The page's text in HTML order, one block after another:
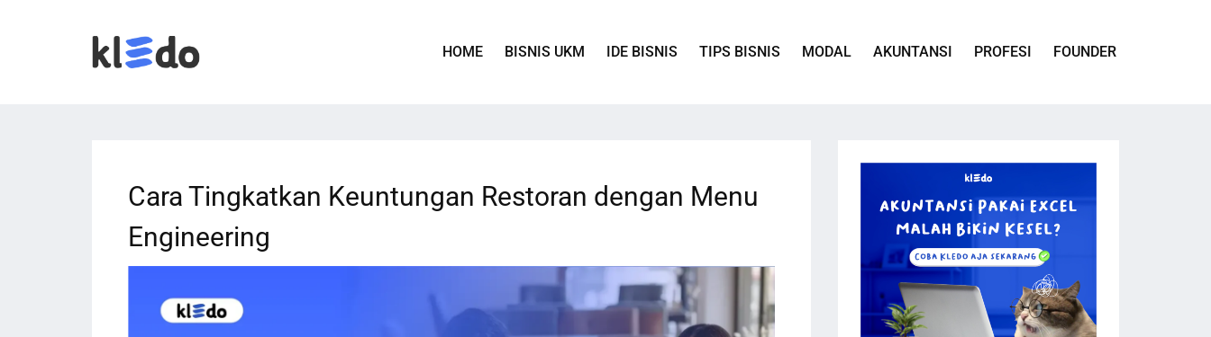
HOME BISNIS UKM IDE BISNIS TIPS BISNIS MODAL AKUNTANSI PROFESI FOUNDER
Cara Tingkatkan Keuntungan Restoran dengan Menu
Engineering